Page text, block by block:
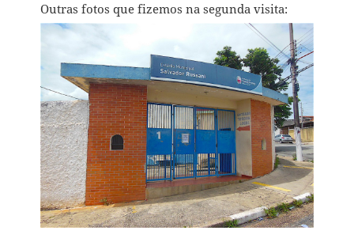
Outras fotos que fizemos na segunda visita: